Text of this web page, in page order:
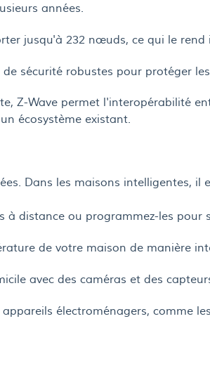
années.
jusqu'à 232 nœuds, ce qui le
sécurité robustes pour protéger
Z-Wave permet l'interopérabilité
écosystème existant.
Dans les maisons intelligentes, il
à distance ou programmez-les
de votre maison de manière
avec des caméras et des
appareils électroménagers, comme